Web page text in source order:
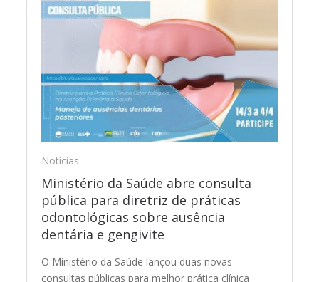
Notícias
Ministério da Saúde abre consulta
pública para diretriz de práticas
odontológicas sobre ausência
dentária e gengivite
O Ministério da Saúde lançou duas novas
consultas públicas para melhor prática clínica